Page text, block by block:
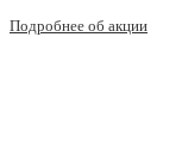
Подробнее об акции